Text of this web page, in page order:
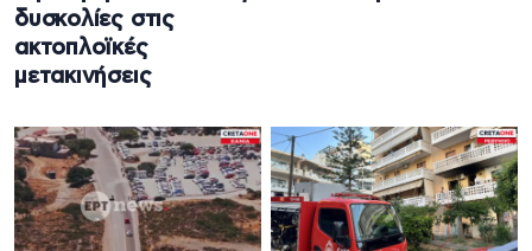
δυσκολίες στις
ακτοπλοϊκές
μετακινήσεις